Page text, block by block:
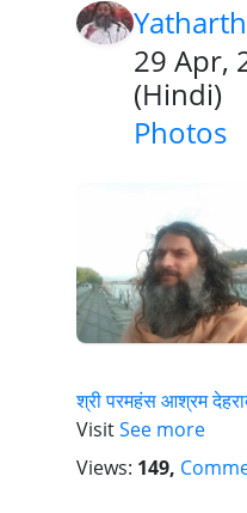
29 Apr,
(Hindi)
Photos
श्री परमहंस आश्रम
VisitSee more
Views: 149,